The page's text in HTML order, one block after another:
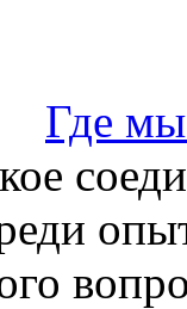
Где